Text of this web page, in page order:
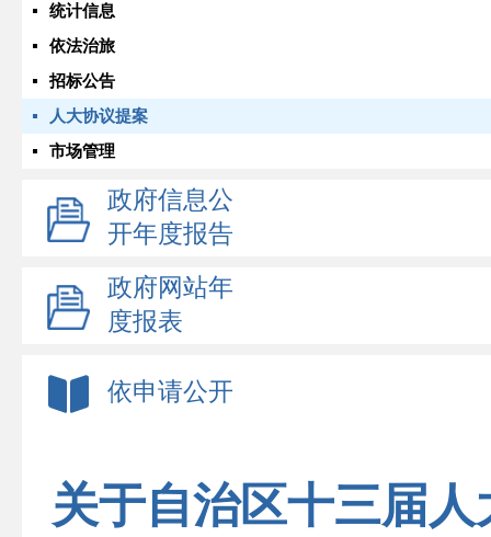
统计信息
依法治旅
招标公告
人大协议提案
市场管理
政府信息公
开年度报告
政府网站年
度报表
依申请公开
关于自治区十三届